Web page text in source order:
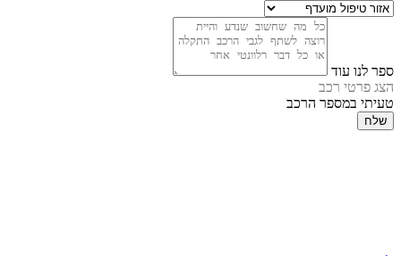
ספר לנו עוד
הצג פרטי רכב
טעיתי במספר הרכב
שלח